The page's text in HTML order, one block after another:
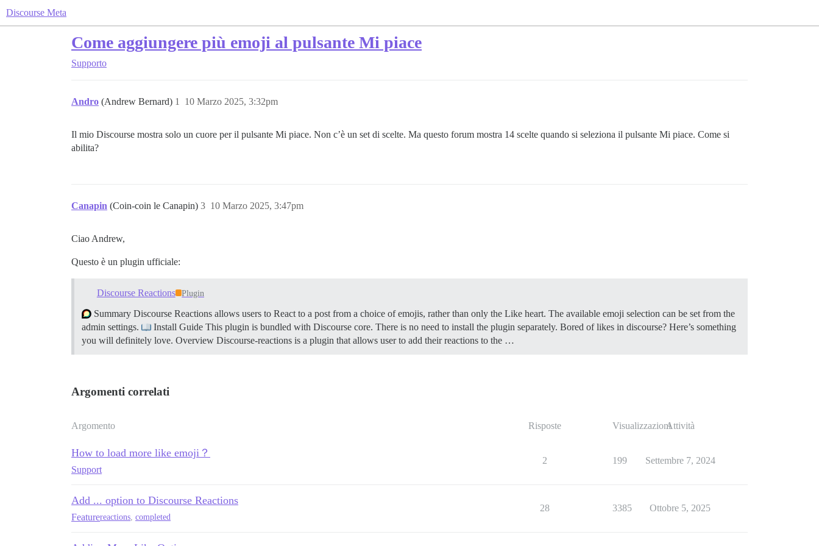
Discourse Meta
Come aggiungere più emoji al pulsante Mi piace
Supporto
Andro (Andrew Bernard) 10 Marzo 2025, 3:32pm
1
Il mio Discourse mostra solo un cuore per il pulsante Mi piace. Non c’è un set di scelte. Ma questo forum mostra 14 scelte quando si seleziona il pulsante Mi piace. Come si
abilita?
Canapin (Coin-coin le Canapin) 10 Marzo 2025, 3:47pm
3
Ciao Andrew,
Questo è un plugin ufficiale:
Discourse Reactions Plugin
Summary Discourse Reactions allows users to React to a post from a choice of emojis, rather than only the Like heart. The available emoji selection can be set from the
admin settings.
Install Guide This plugin is bundled with Discourse core. There is no need to install the plugin separately. Bored of likes in discourse? Here’s something
you will definitely love. Overview Discourse-reactions is a plugin that allows user to add their reactions to the …
Argomenti correlati
Argomento Risposte VisualizzazioniAttività
How to load more like emoji？
Support
2 199 Settembre 7, 2024
Add ... option to Discourse Reactions
Featurereactions, completed
28 3385 Ottobre 5, 2025